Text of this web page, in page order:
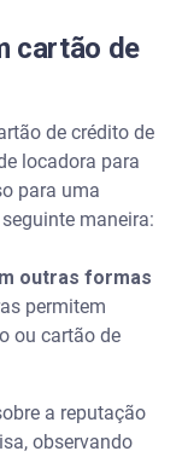
cartão de
de crédito de
locadora para
para uma
maneira:
outras formas
permitem
ou cartão de
a reputação
observando